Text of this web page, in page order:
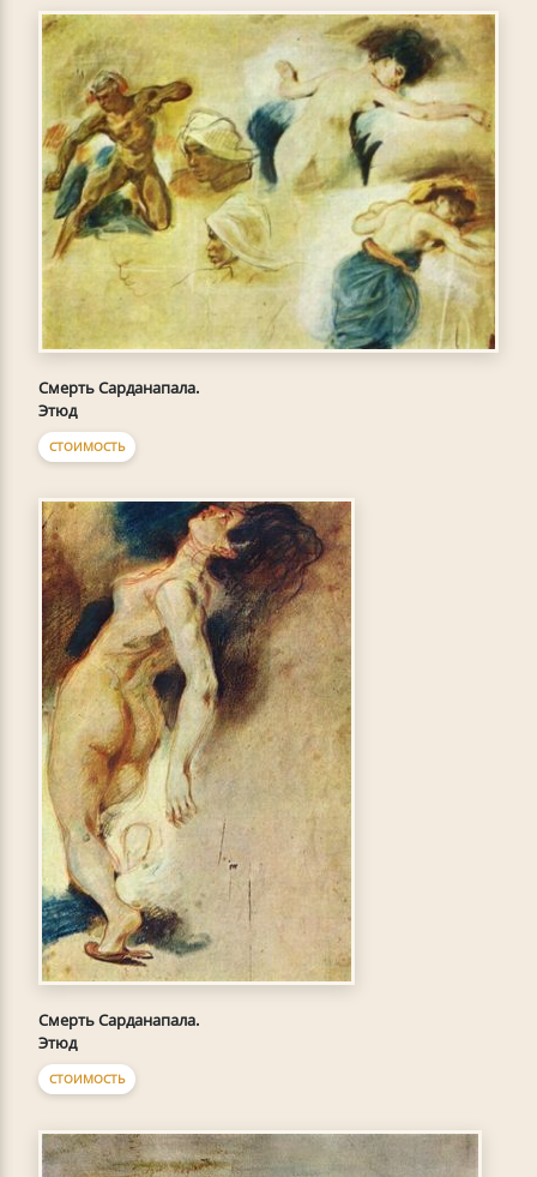
Смерть Сарданапала.
Этюд
СТОИМОСТЬ
Смерть Сарданапала.
Этюд
СТОИМОСТЬ